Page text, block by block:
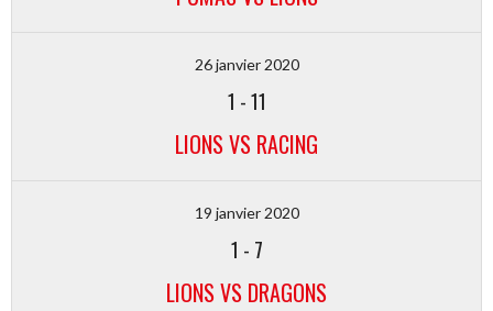
26 janvier 2020
1 -11
LIONS VS RACING
19 janvier 2020
1 - 7
LIONS VS DRAGONS